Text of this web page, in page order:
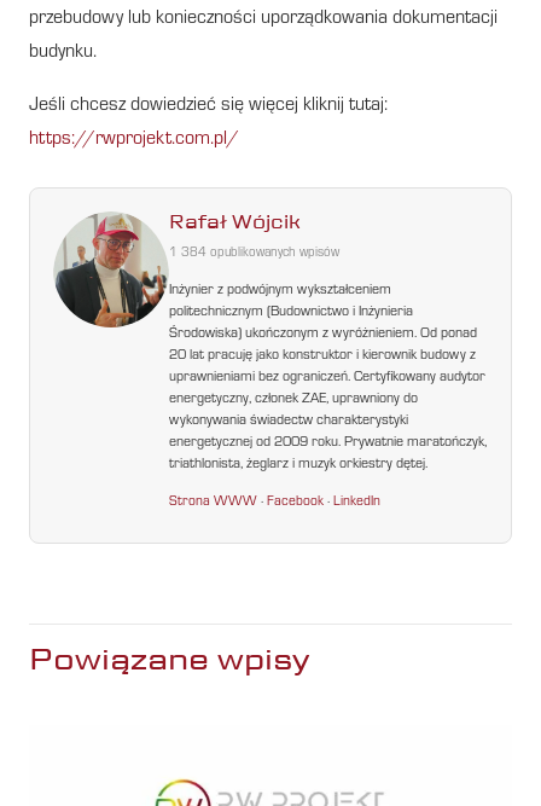
przebudowy lub konieczności uporządkowania dokumentacji
budynku.
Jeśli chcesz dowiedzieć się więcej kliknij tutaj:
https://rwprojekt.com.pl/
Rafał Wójcik
1 384 opublikowanych wpisów
Inżynier z podwójnym wykształceniem
politechnicznym (Budownictwo i Inżynieria
Środowiska) ukończonym z wyróżnieniem. Od ponad
20 lat pracuję jako konstruktor i kierownik budowy z
uprawnieniami bez ograniczeń. Certyfikowany audytor
energetyczny, członek ZAE, uprawniony do
wykonywania świadectw charakterystyki
energetycznej od 2009 roku. Prywatnie maratończyk,
triathlonista, żeglarz i muzyk orkiestry dętej.
Strona WWW ·Facebook ·LinkedIn
Powiązane wpisy